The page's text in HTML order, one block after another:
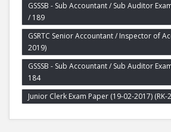
GSSSB - Sub Accountant / Sub Auditor
/ 189
GSRTC Senior Accountant / Inspector of
2019)
GSSSB - Sub Accountant / Sub Auditor
184
Junior Clerk Exam Paper (19-02-2017)